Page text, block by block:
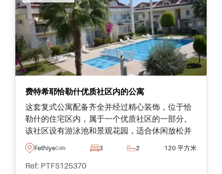
费特希耶恰勒什优质社区内的公寓
这套复式公寓配备齐全并经过精心装饰，位于恰
勒什的住宅区内，属于一个优质社区的一部分。
该社区设有游泳池和景观花园，适合休闲放松并
享受户外时光。
FethiyeCalis 3 2 120 平方米
Ref: PTFS125370